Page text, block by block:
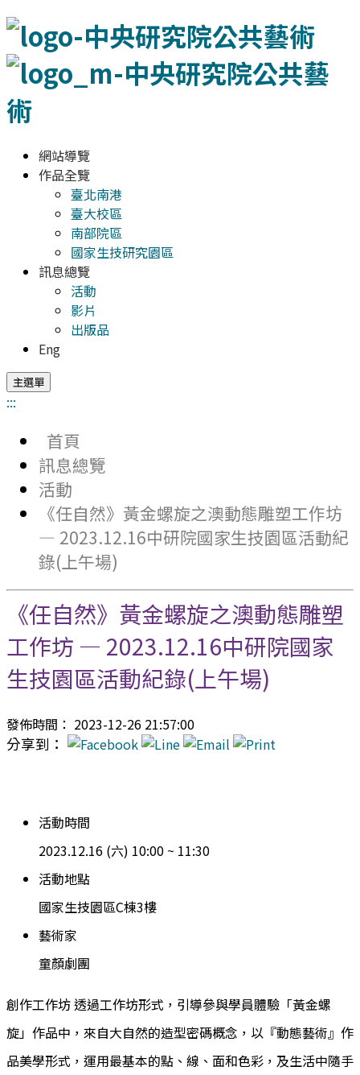
網站導覽
作品全覽
臺北南港
臺大校區
南部院區
國家生技研究園區
訊息總覽
活動
影片
出版品
Eng
主選單
:::
首頁
訊息總覽
活動
《任自然》黃金螺旋之澳動態雕塑工作坊
— 2023.12.16中研院國家生技園區活動紀
錄(上午場)
《任自然》黃金螺旋之澳動態雕塑
工作坊 — 2023.12.16中研院國家
生技園區活動紀錄(上午場)
發佈時間： 2023-12-26 21:57:00
分享到：
活動時間
2023.12.16 (六) 10:00 ~ 11:30
活動地點
國家生技園區C棟3樓
藝術家
童顏劇團
創作工作坊 透過工作坊形式，引導參與學員體驗「黃金螺
旋」作品中，來自大自然的造型密碼概念，以『動態藝術』作
品美學形式，運用最基本的點、線、面和色彩，及生活中隨手